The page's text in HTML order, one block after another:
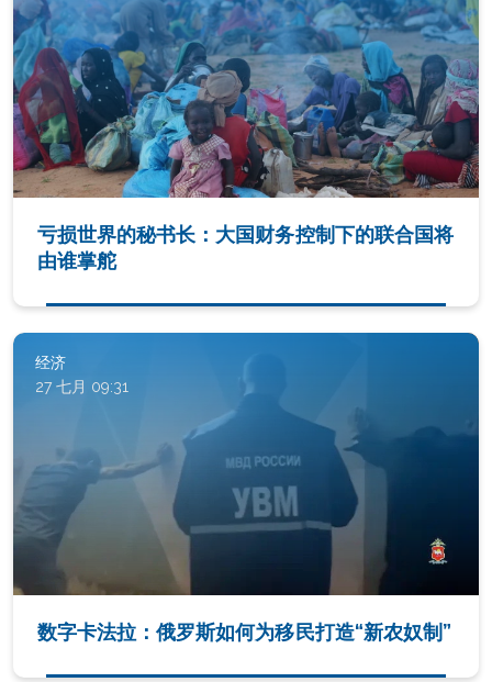
亏损世界的秘书长：大国财务控制下的联合国将
由谁掌舵
经济
27 七月 09:31
数字卡法拉：俄罗斯如何为移民打造“新农奴制”